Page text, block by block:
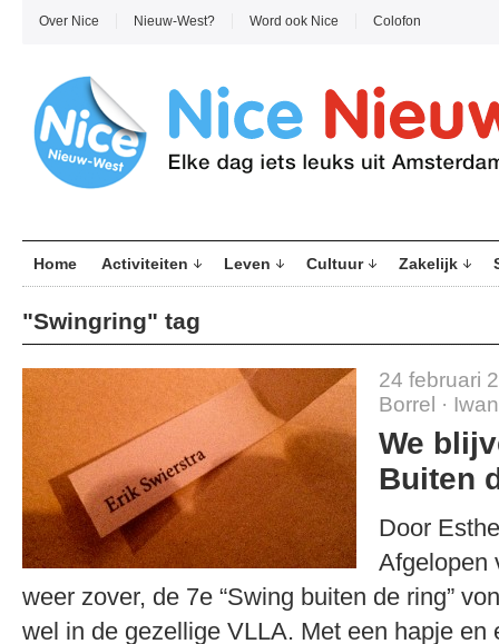
Over Nice Nieuw-West? Word ook Nice Colofon
Home Activiteiten Leven Cultuur Zakelijk
"Swingring" tag
24 februari
Borrel ·
We
Buiten
Door
Afgelopen
weer zover, de 7e “Swing buiten de ring”
wel in de gezellige VLLA. Met een hapje en